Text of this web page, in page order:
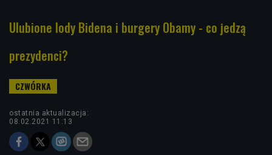
Ulubione lody Bidena i burgery Obamy - co jedzą
prezydenci?
ostatnia aktualizacja:
08.02.2021 11:13